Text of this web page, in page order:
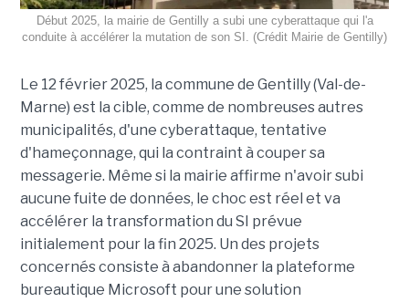
Début 2025, la mairie de Gentilly a subi une cyberattaque qui l'a
conduite à accélérer la mutation de son SI. (Crédit Mairie de Gentilly)
Le 12 février 2025, la commune de Gentilly (Val-de-
Marne) est la cible, comme de nombreuses autres
municipalités, d'une cyberattaque, tentative
d'hameçonnage, qui la contraint à couper sa
messagerie. Même si la mairie affirme n'avoir subi
aucune fuite de données, le choc est réel et va
accélérer la transformation du SI prévue
initialement pour la fin 2025. Un des projets
concernés consiste à abandonner la plateforme
bureautique Microsoft pour une solution